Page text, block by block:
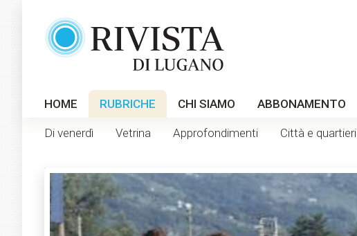
HOME RUBRICHE CHI SIAMO ABBONAMENTO
Di venerdì Vetrina Approfondimenti Città e quartieri